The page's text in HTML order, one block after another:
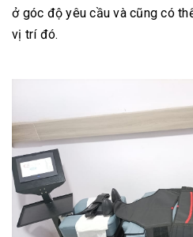
ở góc độ yêu cầu và cũng có
vị trí đó.